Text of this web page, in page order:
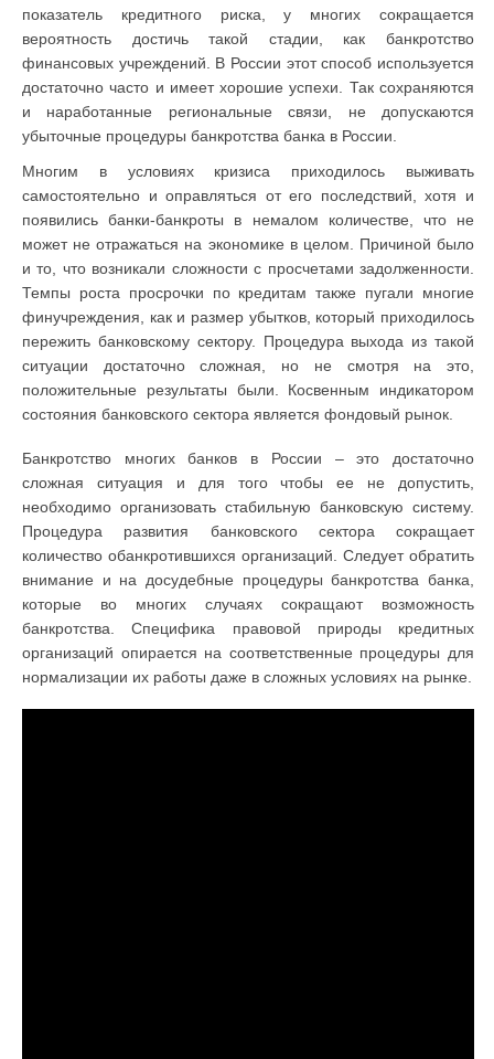
показатель кредитного риска, у многих сокращается
вероятность достичь такой стадии, как банкротство
финансовых учреждений. В России этот способ используется
достаточно часто и имеет хорошие успехи. Так сохраняются
и наработанные региональные связи, не допускаются
убыточные процедуры банкротства банка в России.
Многим в условиях кризиса приходилось выживать
самостоятельно и оправляться от его последствий, хотя и
появились банки-банкроты в немалом количестве, что не
может не отражаться на экономике в целом. Причиной было
и то, что возникали сложности с просчетами задолженности.
Темпы роста просрочки по кредитам также пугали многие
финучреждения, как и размер убытков, который приходилось
пережить банковскому сектору. Процедура выхода из такой
ситуации достаточно сложная, но не смотря на это,
положительные результаты были. Косвенным индикатором
состояния банковского сектора является фондовый рынок.
Банкротство многих банков в России – это достаточно
сложная ситуация и для того чтобы ее не допустить,
необходимо организовать стабильную банковскую систему.
Процедура развития банковского сектора сокращает
количество обанкротившихся организаций. Следует обратить
внимание и на досудебные процедуры банкротства банка,
которые во многих случаях сокращают возможность
банкротства. Специфика правовой природы кредитных
организаций опирается на соответственные процедуры для
нормализации их работы даже в сложных условиях на рынке.